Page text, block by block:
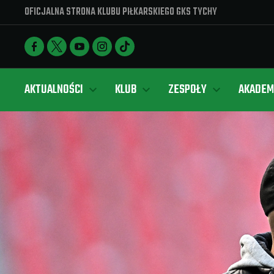
OFICJALNA STRONA KLUBU PIŁKARSKIEGO GKS TYCHY
AKTUALNOŚCI KLUB ZESPOŁY